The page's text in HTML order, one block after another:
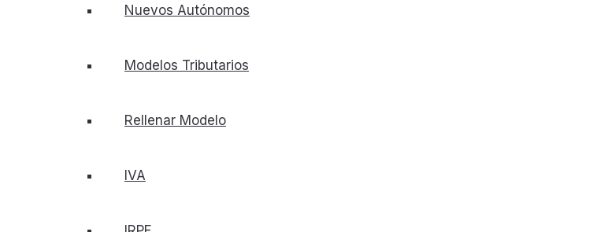
Nuevos Autónomos
Modelos Tributarios
Rellenar Modelo
IVA